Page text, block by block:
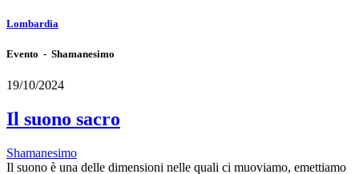
Lombardia
Evento - Shamanesimo
19/10/2024
Il suono sacro
Shamanesimo
Il suono è una delle dimensioni nelle quali ci muoviamo, emettiamo